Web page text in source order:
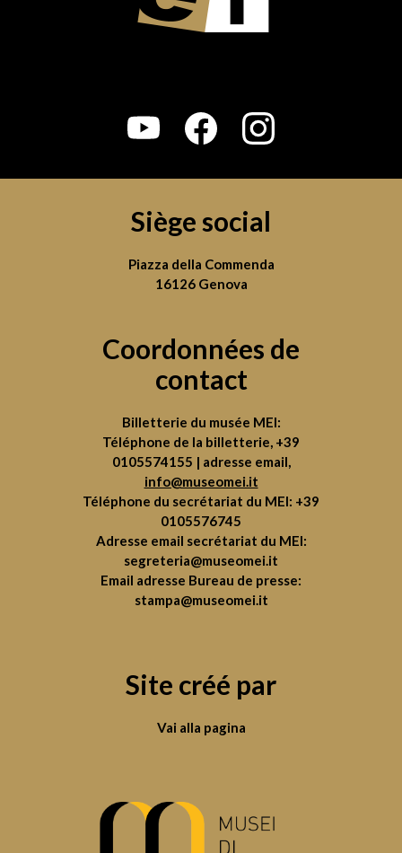
Siège social
Piazza della Commenda
16126 Genova
Coordonnées de
contact
Billetterie du musée MEI:
Téléphone de la billetterie, +39
0105574155 | adresse email,
info@museomei.it
Téléphone du secrétariat du MEI: +39
0105576745
Adresse email secrétariat du MEI:
segreteria@museomei.it
Email adresse Bureau de presse:
stampa@museomei.it
Site créé par
Vai alla pagina